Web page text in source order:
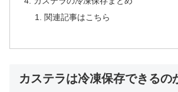
関連記事はこちら
カステラは冷凍保存できるの